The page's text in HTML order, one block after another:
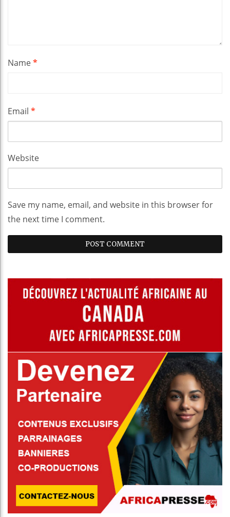
Name*
Email *
Website
Save my name, email, and website in this browser for
the next time I comment.